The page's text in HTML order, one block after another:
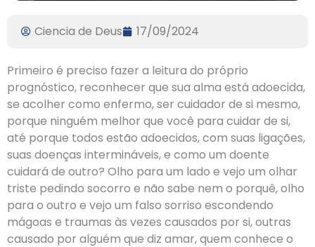
Ciencia de Deus 17/09/2024
Primeiro é preciso fazer a leitura do próprio
prognóstico, reconhecer que sua alma está adoecida,
se acolher como enfermo, ser cuidador de si mesmo,
porque ninguém melhor que você para cuidar de si,
até porque todos estão adoecidos, com suas ligações,
suas doenças intermináveis, e como um doente
cuidará de outro? Olho para um lado e vejo um olhar
triste pedindo socorro e não sabe nem o porquê, olho
para o outro e vejo um falso sorriso escondendo
mágoas e traumas às vezes causados por si, outras
causado por alguém que diz amar, quem conhece o